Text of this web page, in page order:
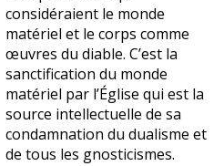
considéraient le monde
matériel et le corps comme
œuvres du diable. C’est la
sanctification du monde
matériel par l’Église qui est la
source intellectuelle de sa
condamnation du dualisme et
de tous les gnosticismes.